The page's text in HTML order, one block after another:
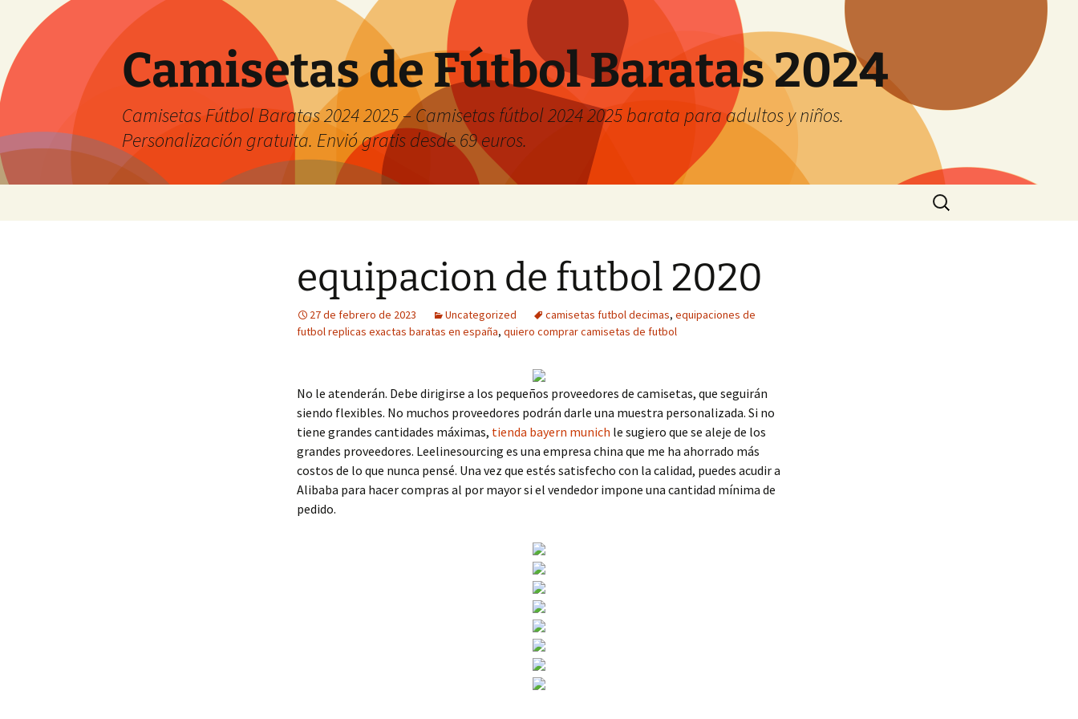
Camisetas de Fútbol Baratas 2024
Camisetas Fútbol Baratas 2024 2025 – Camisetas fútbol 2024 2025 barata para adultos y niños.
Personalización gratuita. Envió gratis desde 69 euros.
Buscar:
equipacion de futbol 2020
27 de febrero de 2023 Uncategorized camisetas futbol decimas, equipaciones de
futbol replicas exactas baratas en españa, quiero comprar camisetas de futbol
No le atenderán. Debe dirigirse a los pequeños proveedores de camisetas, que seguirán
siendo flexibles. No muchos proveedores podrán darle una muestra personalizada. Si no
tiene grandes cantidades máximas, tienda bayern munich le sugiero que se aleje de los
grandes proveedores. Leelinesourcing es una empresa china que me ha ahorrado más
costos de lo que nunca pensé. Una vez que estés satisfecho con la calidad, puedes acudir a
Alibaba para hacer compras al por mayor si el vendedor impone una cantidad mínima de
pedido.